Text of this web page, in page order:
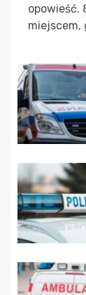
opowieść.
miejscem,